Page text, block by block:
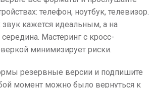
телефон, ноутбук, телевизор.
кажется идеальным, а на
Мастеринг с кросс-
минимизирует риски.
резервные версии и подпишите
момент можно было вернуться к